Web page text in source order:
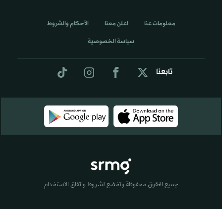
تابعنا
معلومات عنا اعلن معنا الأحكام والشروط
سياسة الخصوصية
جميع الحقوق محفوظة وتخضع لشروط واتفاق الاستخدام